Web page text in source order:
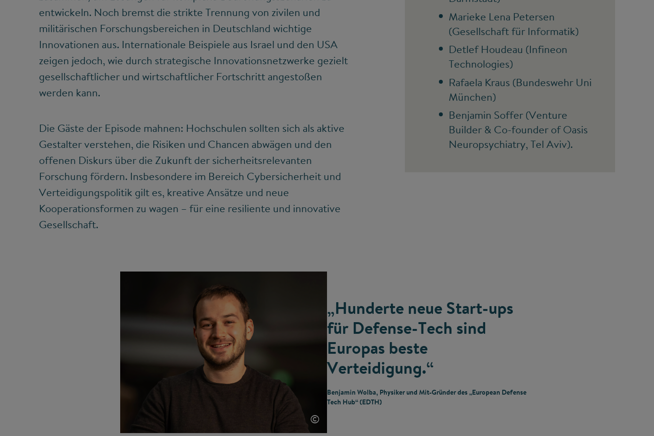
entwickeln. Noch bremst die strikte Trennung von zivilen und
militärischen Forschungsbereichen in Deutschland wichtige
Innovationen aus. Internationale Beispiele aus Israel und den USA
zeigen jedoch, wie durch strategische Innovationsnetzwerke gezielt
gesellschaftlicher und wirtschaftlicher Fortschritt angestoßen
werden kann.
Die Gäste der Episode mahnen: Hochschulen sollten sich als aktive
Gestalter verstehen, die Risiken und Chancen abwägen und den
offenen Diskurs über die Zukunft der sicherheitsrelevanten
Forschung fördern. Insbesondere im Bereich Cybersicherheit und
Verteidigungspolitik gilt es, kreative Ansätze und neue
Kooperationsformen zu wagen – für eine resiliente und innovative
Gesellschaft.
Marieke Lena Petersen
(Gesellschaft für Informatik)
Detlef Houdeau (Infineon
Technologies)
Rafaela Kraus (Bundeswehr Uni
München)
Benjamin Soffer (Venture
Builder & Co-founder of Oasis
Neuropsychiatry, Tel Aviv).
©
„Hunderte neue Start-ups
für Defense-Tech sind
Europas beste
Verteidigung.“
Benjamin Wolba, Physiker und Mit-Gründer des „European Defense
Tech Hub“ (EDTH)